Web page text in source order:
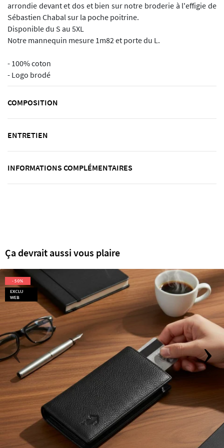
arrondie devant et dos et bien sur notre broderie à l'effigie de
Sébastien Chabal sur la poche poitrine.
Disponible du S au 5XL
Notre mannequin mesure 1m82 et porte du L.
- 100% coton
- Logo brodé
COMPOSITION
ENTRETIEN
INFORMATIONS COMPLÉMENTAIRES
Ça devrait aussi vous plaire
EXCLU
WEB
- 50%